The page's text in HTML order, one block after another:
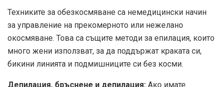
Техниките за обезкосмяване са немедицински начин
за управление на прекомерното или нежелано
окосмяване. Това са същите методи за епилация, които
много жени използват, за да поддържат краката си,
бикини линията и подмишниците си без косми.
Депилация, бръснене и депилация: Ако имате